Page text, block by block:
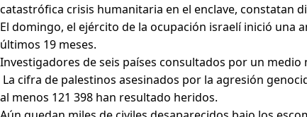
catastrófica crisis humanitaria en el enclave, constatan
El domingo, el ejército de la ocupación israelí inició
últimos 19 meses.
Investigadores de seis países consultados por un
La cifra de palestinos asesinados por la agresión
al menos 121 398 han resultado heridos.